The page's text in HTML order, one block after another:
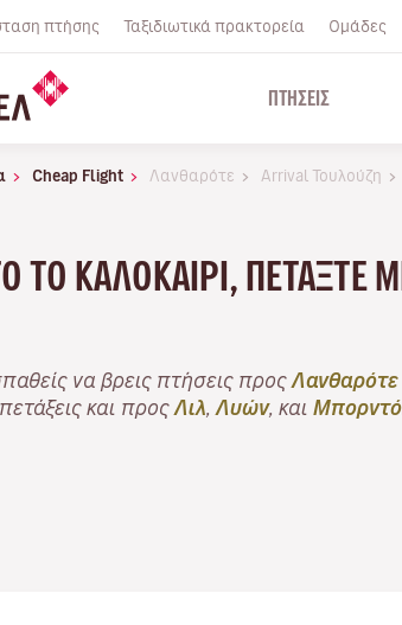
πτήσης Ταξιδιωτικά πρακτορεία Ομάδες
ΠΤΉΣΕΙΣ
Cheap Flight Λανθαρότε Arrival Τουλούζη
ΤΟ ΚΑΛΟΚΑΊΡΙ, ΠΕΤΆΞΤΕ
να βρεις πτήσεις προς Λανθαρότε
και προς Λιλ Λυών, και Μπορντό